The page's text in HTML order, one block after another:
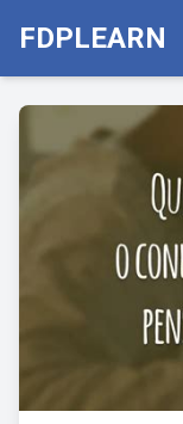
FDPLEARN